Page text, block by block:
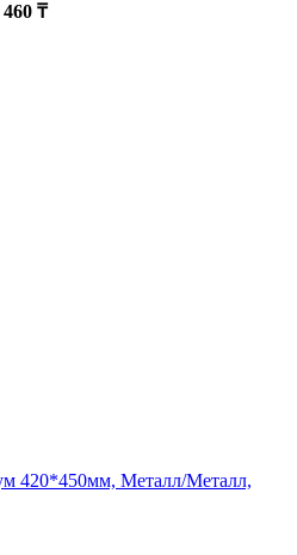
460 ₸